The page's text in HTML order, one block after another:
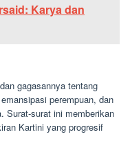
Karya dan
gagasannya tentang
perempuan, dan
Surat-surat ini memberikan
Kartini yang progresif